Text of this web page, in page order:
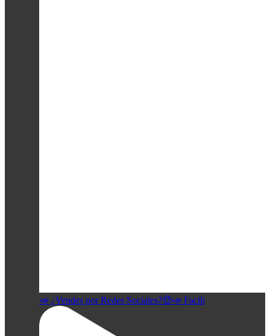
📣 ¿Vendes por Redes Sociales?🤑📣 Facili